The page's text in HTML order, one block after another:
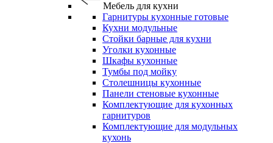
Мебель для кухни
Гарнитуры кухонные готовые
Кухни модульные
Стойки барные для кухни
Уголки кухонные
Шкафы кухонные
Тумбы под мойку
Столешницы кухонные
Панели стеновые кухонные
Комплектующие для кухонных
гарнитуров
Комплектующие для модульных
кухонь